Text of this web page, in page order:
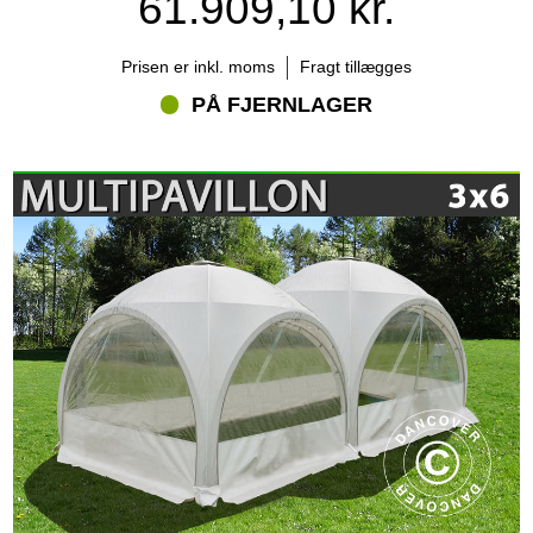
Hvordan fungerer det modulære Multipavillon®-
Partytelt Multipavillon® er udviklet som et modulært system, hvor
flere pavilloner kan forbindes.
kombineres på forskellige måder. Det giver mulighed for at
begynde med en mindre opstilling og senere tilføje flere moduler,
hvis pladsbehovet vokser.
Flere partytelte Multipavillon® kan eksempelvis kombineres til:
et større samlet festområde
separate lounge- og spisezoner
reception og velkomstområde
forskellige udstillings- eller produktzoner
bar- og serveringsområder
åbne eventstrukturer med flere indgange
Når to Multipavillon®-moduler forbindes, skal der anvendes den
relevante tagrende mellem dem.
Et partytelt, der også skaber stemning
Prisen er inkl. moms Fragt tillægges
PÅ FJERNLAGER